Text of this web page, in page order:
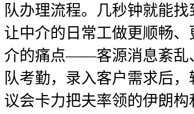
队办理流程。几秒钟就能
让中介的日常工做更顺畅
介的痛点——客源消息紊乱
队考勤，录入客户需求后
议会卡力把夫率领的伊朗